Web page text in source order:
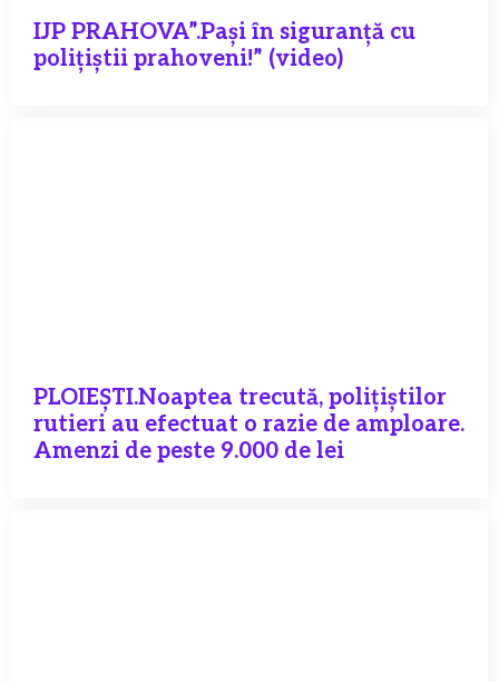
IJP PRAHOVA”.Pași în siguranță cu
polițiștii prahoveni!” (video)
PLOIEȘTI.Noaptea trecută, polițiștilor
rutieri au efectuat o razie de amploare.
Amenzi de peste 9.000 de lei